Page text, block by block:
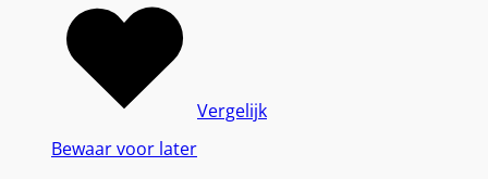
Bewaar voor later
Vergelijk